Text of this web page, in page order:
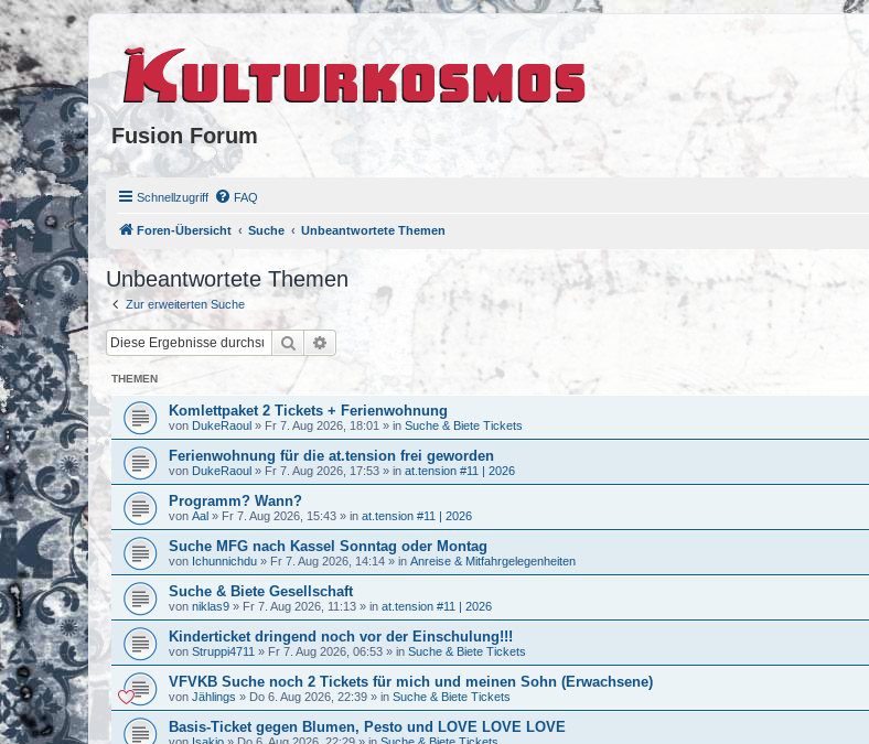
Fusion Forum
Schnellzugriff FAQ
Foren-Übersicht Suche Unbeantwortete Themen
Unbeantwortete Themen
Zur erweiterten Suche
Suche Erweiterte Suche
THEMEN
Komlettpaket 2 Tickets + Ferienwohnung
von DukeRaoul » Fr 7. Aug 2026, 18:01 » in Suche & Biete Tickets
Ferienwohnung für die at.tension frei geworden
von DukeRaoul » Fr 7. Aug 2026, 17:53 » in at.tension #11 | 2026
Programm? Wann?
von Aal » Fr 7. Aug 2026, 15:43 » in at.tension #11 | 2026
Suche MFG nach Kassel Sonntag oder Montag
von Ichunnichdu » Fr 7. Aug 2026, 14:14 » in Anreise & Mitfahrgelegenheiten
Suche & Biete Gesellschaft
von niklas9 » Fr 7. Aug 2026, 11:13 » in at.tension #11 | 2026
Kinderticket dringend noch vor der Einschulung!!!
von Struppi4711 » Fr 7. Aug 2026, 06:53 » in Suche & Biete Tickets
VFVKB Suche noch 2 Tickets für mich und meinen Sohn (Erwachsene)
von Jählings » Do 6. Aug 2026, 22:39 » in Suche & Biete Tickets
Basis-Ticket gegen Blumen, Pesto und LOVE LOVE LOVE